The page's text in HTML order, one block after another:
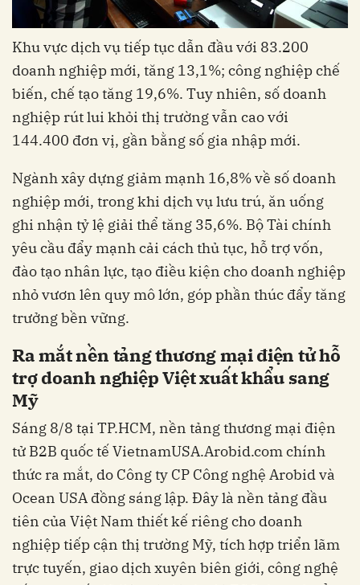
Khu vực dịch vụ tiếp tục dẫn đầu với 83.200
doanh nghiệp mới, tăng 13,1%; công nghiệp chế
biến, chế tạo tăng 19,6%. Tuy nhiên, số doanh
nghiệp rút lui khỏi thị trường vẫn cao với
144.400 đơn vị, gần bằng số gia nhập mới.
Ngành xây dựng giảm mạnh 16,8% về số doanh
nghiệp mới, trong khi dịch vụ lưu trú, ăn uống
ghi nhận tỷ lệ giải thể tăng 35,6%. Bộ Tài chính
yêu cầu đẩy mạnh cải cách thủ tục, hỗ trợ vốn,
đào tạo nhân lực, tạo điều kiện cho doanh nghiệp
nhỏ vươn lên quy mô lớn, góp phần thúc đẩy tăng
trưởng bền vững.
Ra mắt nền tảng thương mại điện tử hỗ
trợ doanh nghiệp Việt xuất khẩu sang
Mỹ
Sáng 8/8 tại TP.HCM, nền tảng thương mại điện
tử B2B quốc tế VietnamUSA.Arobid.com chính
thức ra mắt, do Công ty CP Công nghệ Arobid và
Ocean USA đồng sáng lập. Đây là nền tảng đầu
tiên của Việt Nam thiết kế riêng cho doanh
nghiệp tiếp cận thị trường Mỹ, tích hợp triển lãm
trực tuyến, giao dịch xuyên biên giới, công nghệ